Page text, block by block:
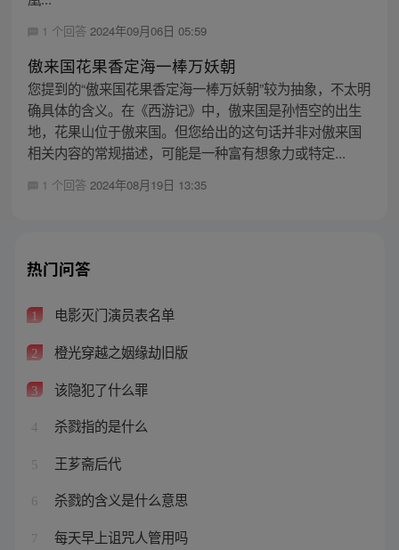
1 个回答 2024年09月06日 05:59
傲来国花果香定海一棒万妖朝
您提到的“傲来国花果香定海一棒万妖朝”较为抽象，不太明
确具体的含义。在《西游记》中，傲来国是孙悟空的出生
地，花果山位于傲来国。但您给出的这句话并非对傲来国
相关内容的常规描述，可能是一种富有想象力或特定...
1 个回答 2024年08月19日 13:35
热门问答
1 电影灭门演员表名单
2 橙光穿越之姻缘劫旧版
3 该隐犯了什么罪
4 杀戮指的是什么
5 王芗斋后代
6 杀戮的含义是什么意思
7 每天早上诅咒人管用吗